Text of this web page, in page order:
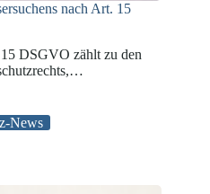
nach Art. 15
DSGVO zählt zu den
News